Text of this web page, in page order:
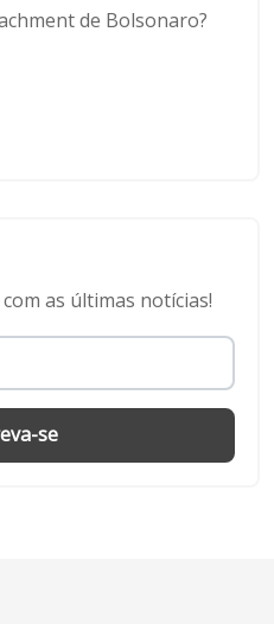
de Bolsonaro?
as últimas notícias!
se